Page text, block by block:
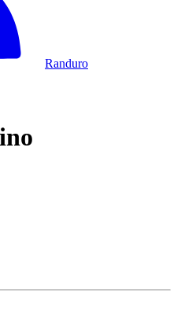
Randuro